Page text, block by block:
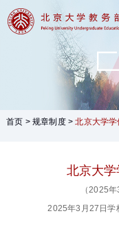
首页 > 规章制度 > 北京大学
北京大
（2025
2025年3月27日学